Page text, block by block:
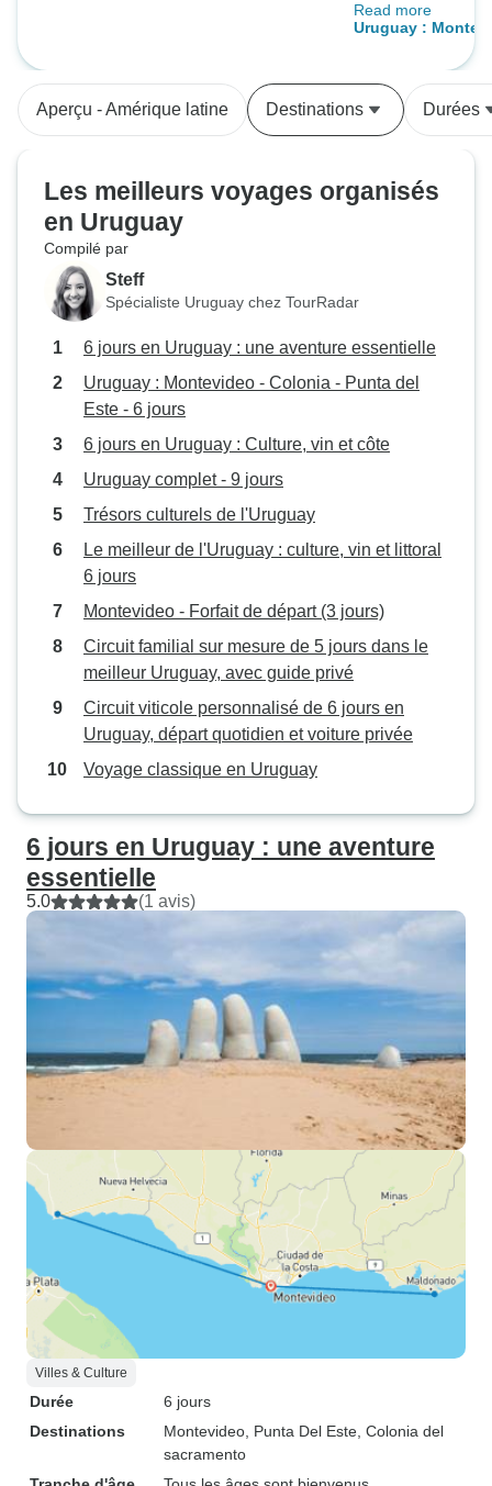
organisées par
qui venaient
participants
centre-ville. Les visites de vignobles
étaient une
mais elle vaut la
Read more
Uruguay :
Punta del Este -
Aperçu - Amérique latine Destinations Durées
Les meilleurs voyages organisés
en Uruguay
Compilé par
Steff
Spécialiste Uruguay chez TourRadar
6 jours en Uruguay : une aventure essentielle
Uruguay : Montevideo - Colonia - Punta del
Este - 6 jours
6 jours en Uruguay : Culture, vin et côte
Uruguay complet - 9 jours
Trésors culturels de l'Uruguay
Le meilleur de l'Uruguay : culture, vin et littoral
6 jours
Montevideo - Forfait de départ (3 jours)
Circuit familial sur mesure de 5 jours dans le
meilleur Uruguay, avec guide privé
Circuit viticole personnalisé de 6 jours en
Uruguay, départ quotidien et voiture privée
Voyage classique en Uruguay
6 jours en Uruguay : une aventure
essentielle
5.0 (1 avis)
Villes & Culture
Durée
6 jours
Destinations
Montevideo , Punta Del Este , Colonia del
sacramento